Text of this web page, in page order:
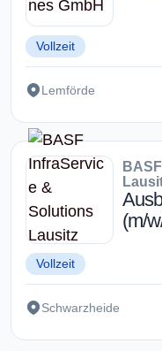
Vollzeit
Lemförde
(m/
Vollzeit
Schwarzheide